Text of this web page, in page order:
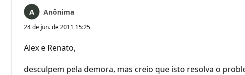
Anônima
24 de jun. de 2011 15:25
Alex e Renato,
desculpem pela demora, mas creio que isto resolva o